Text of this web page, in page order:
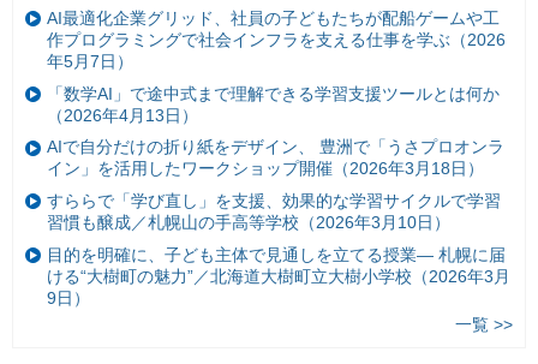
AI最適化企業グリッド、社員の子どもたちが配船ゲームや工
作プログラミングで社会インフラを支える仕事を学ぶ（2026
年5月7日）
「数学AI」で途中式まで理解できる学習支援ツールとは何か
（2026年4月13日）
AIで自分だけの折り紙をデザイン、 豊洲で「うさプロオンラ
イン」を活用したワークショップ開催（2026年3月18日）
すららで「学び直し」を支援、効果的な学習サイクルで学習
習慣も醸成／札幌山の手高等学校（2026年3月10日）
目的を明確に、子ども主体で見通しを立てる授業— 札幌に届
ける“大樹町の魅力”／北海道大樹町立大樹小学校（2026年3月
9日）
一覧 >>